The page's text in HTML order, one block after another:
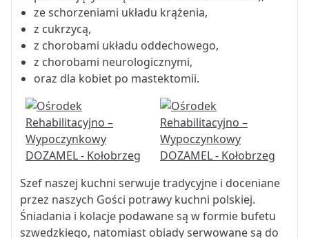
ze schorzeniami układu krążenia,
z cukrzycą,
z chorobami układu oddechowego,
z chorobami neurologicznymi,
oraz dla kobiet po mastektomii.
Szef naszej kuchni serwuje tradycyjne i doceniane
przez naszych Gości potrawy kuchni polskiej.
Śniadania i kolacje podawane są w formie bufetu
szwedzkiego, natomiast obiady serwowane są do